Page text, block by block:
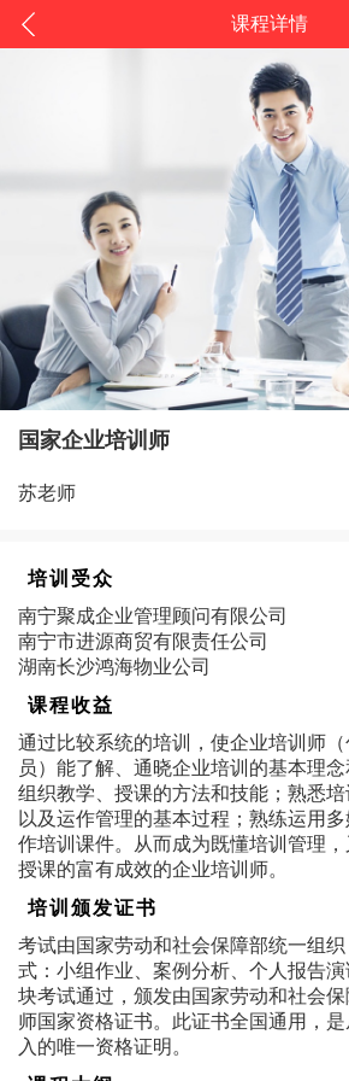
课程详情
国家企业培训师
苏老师
培训受众
南宁聚成企业管理顾问有限公司
南宁市进源商贸有限责任公司
湖南长沙鸿海物业公司
课程收益
通过比较系统的培训，使企业培训师
员）能了解、通晓企业培训的基本理
组织教学、授课的方法和技能；熟悉
以及运作管理的基本过程；熟练运用
作培训课件。从而成为既懂培训管理
授课的富有成效的企业培训师。
培训颁发证书
考试由国家劳动和社会保障部统一组
式：小组作业、案例分析、个人报告
块考试通过，颁发由国家劳动和社会保
师国家资格证书。此证书全国通用，
入的唯一资格证明。